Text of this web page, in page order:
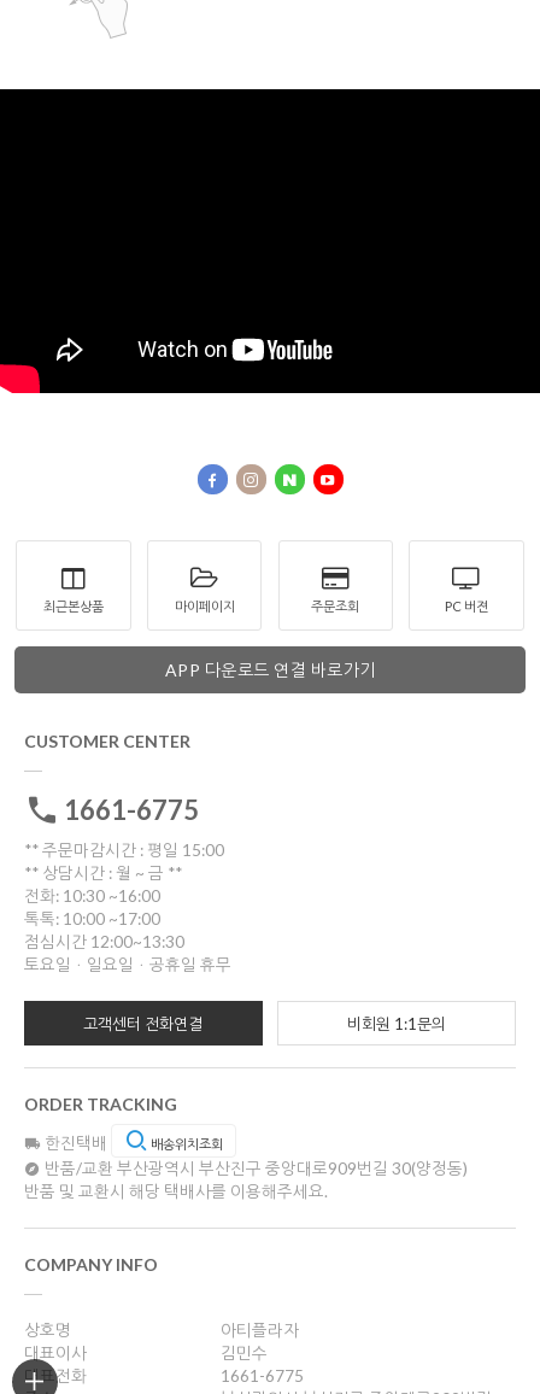
최근본상품 마이페이지 주문조회 PC 버젼
APP 다운로드 연결 바로가기
CUSTOMER CENTER
1661-6775
** 주문마감시간 : 평일 15:00
** 상담시간 : 월 ~ 금 **
전화: 10:30 ~16:00
톡톡: 10:00 ~17:00
점심시간 12:00~13:30
토요일ㆍ일요일ㆍ공휴일 휴무
고객센터 전화연결 비회원 1:1문의
ORDER TRACKING
한진택배 배송위치조회
반품/교환 부산광역시 부산진구 중앙대로909번길 30(양정동)
반품 및 교환시 해당 택배사를 이용해주세요.
COMPANY INFO
상호명
아티플라자
대표이사
김민수
대표전화
1661-6775